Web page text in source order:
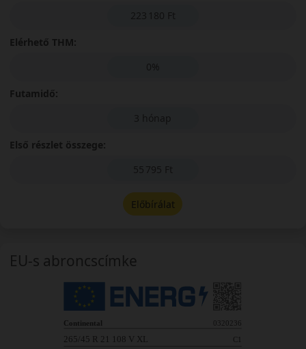
223 180 Ft
Elérhető THM:
0%
Futamidő:
3 hónap
Első részlet összege:
55 795 Ft
Előbírálat
EU-s abroncscímke